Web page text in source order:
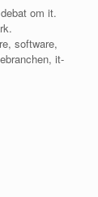
om it.
software,
it-